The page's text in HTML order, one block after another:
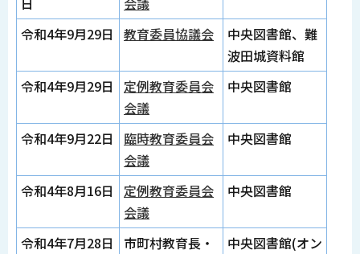
令和4年9月29日 教育委員協議会
中央図書館、難
波田城資料館
令和4年9月29日
定例教育委員会
会議
中央図書館
令和4年9月22日
臨時教育委員会
会議
中央図書館
令和4年8月16日
定例教育委員会
会議
中央図書館
令和4年7月28日
市町村教育長・
中央図書館(オン